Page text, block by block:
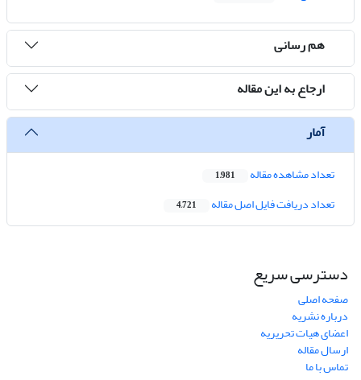
هم رسانی
ارجاع به این مقاله
آمار
تعداد مشاهده مقاله 1,981
تعداد دریافت فایل اصل مقاله 4,721
دسترسی سریع
صفحه اصلی
درباره نشریه
اعضای هیات تحریریه
ارسال مقاله
تماس با ما